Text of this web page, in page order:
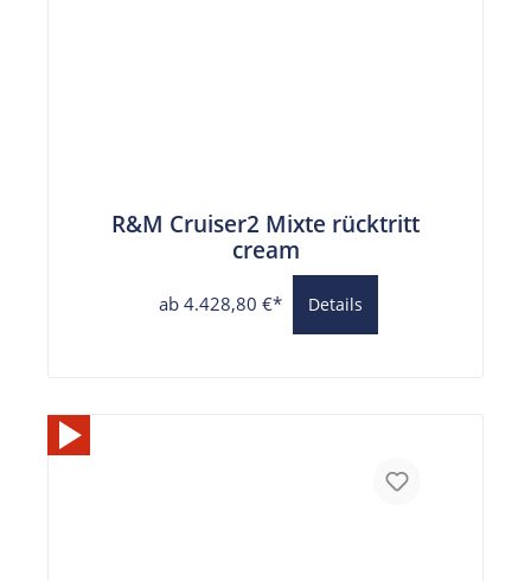
R&M Cruiser2 Mixte rücktritt
cream
ab 4.428,80 €* Details